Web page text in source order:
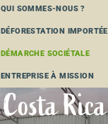
QUI SOMMES-NOUS ?
DÉFORESTATION IMPORTÉE
DÉMARCHE SOCIÉTALE
ENTREPRISE À MISSION
COSTA RICA
Costa Rica